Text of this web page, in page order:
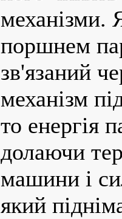
механізми.
поршнем
зв'язаний
механізм
то енергія
долаючи
машини і
який